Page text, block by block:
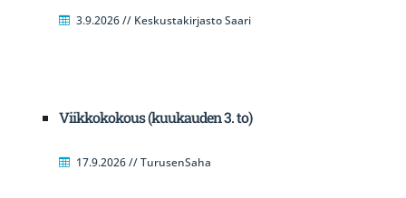
3.9.2026 // Keskustakirjasto Saari
Viikkokokous (kuukauden 3. to)
17.9.2026 // TurusenSaha